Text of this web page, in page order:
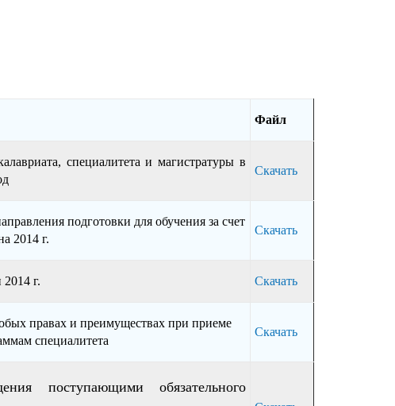
Файл
специалитета и магистратуры в
Скачать
подготовки для обучения за счет
2014 г.
Скачать
г. Скачать
правах и преимуществах при приеме
специалитета
Скачать
поступающими обязательного